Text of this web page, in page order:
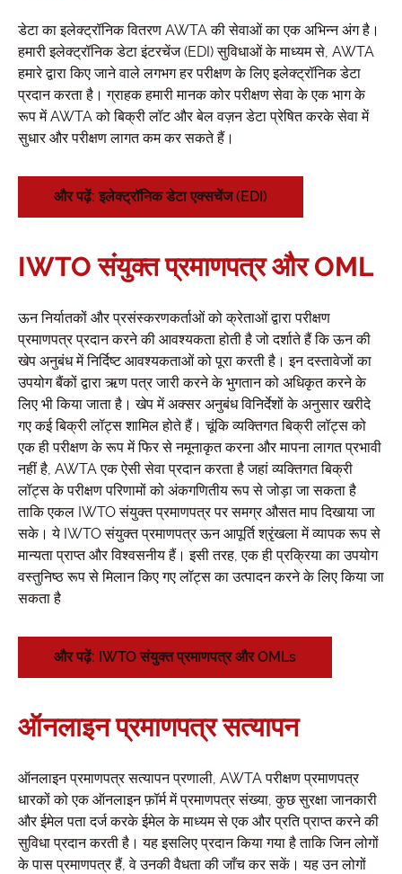
डेटा का इलेक्ट्रॉनिक वितरण AWTA की सेवाओं का एक अभिन्न अंग है।
हमारी इलेक्ट्रॉनिक डेटा इंटरचेंज (EDI) सुविधाओं के माध्यम से, AWTA
हमारे द्वारा किए जाने वाले लगभग हर परीक्षण के लिए इलेक्ट्रॉनिक डेटा
प्रदान करता है। ग्राहक हमारी मानक कोर परीक्षण सेवा के एक भाग के
रूप में AWTA को बिक्री लॉट और बेल वज़न डेटा प्रेषित करके सेवा में
सुधार और परीक्षण लागत कम कर सकते हैं।
और पढ़ें: इलेक्ट्रॉनिक डेटा एक्सचेंज (EDI)
IWTO संयुक्त प्रमाणपत्र और OML
ऊन निर्यातकों और प्रसंस्करणकर्ताओं को क्रेताओं द्वारा परीक्षण
प्रमाणपत्र प्रदान करने की आवश्यकता होती है जो दर्शाते हैं कि ऊन की
खेप अनुबंध में निर्दिष्ट आवश्यकताओं को पूरा करती है। इन दस्तावेजों का
उपयोग बैंकों द्वारा ऋण पत्र जारी करने के भुगतान को अधिकृत करने के
लिए भी किया जाता है। खेप में अक्सर अनुबंध विनिर्देशों के अनुसार खरीदे
गए कई बिक्री लॉट्स शामिल होते हैं। चूंकि व्यक्तिगत बिक्री लॉट्स को
एक ही परीक्षण के रूप में फिर से नमूनाकृत करना और मापना लागत प्रभावी
नहीं है, AWTA एक ऐसी सेवा प्रदान करता है जहां व्यक्तिगत बिक्री
लॉट्स के परीक्षण परिणामों को अंकगणितीय रूप से जोड़ा जा सकता है
ताकि एकल IWTO संयुक्त प्रमाणपत्र पर समग्र औसत माप दिखाया जा
सके। ये IWTO संयुक्त प्रमाणपत्र ऊन आपूर्ति श्रृंखला में व्यापक रूप से
मान्यता प्राप्त और विश्वसनीय हैं। इसी तरह, एक ही प्रक्रिया का उपयोग
वस्तुनिष्ठ रूप से मिलान किए गए लॉट्स का उत्पादन करने के लिए किया जा
सकता है
और पढ़ें: IWTO संयुक्त प्रमाणपत्र और OMLs
ऑनलाइन प्रमाणपत्र सत्यापन
ऑनलाइन प्रमाणपत्र सत्यापन प्रणाली, AWTA परीक्षण प्रमाणपत्र
धारकों को एक ऑनलाइन फ़ॉर्म में प्रमाणपत्र संख्या, कुछ सुरक्षा जानकारी
और ईमेल पता दर्ज करके ईमेल के माध्यम से एक और प्रति प्राप्त करने की
सुविधा प्रदान करती है। यह इसलिए प्रदान किया गया है ताकि जिन लोगों
के पास प्रमाणपत्र हैं, वे उनकी वैधता की जाँच कर सकें। यह उन लोगों